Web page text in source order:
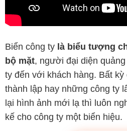
Biển công ty là biểu tượng
bộ mặt, người đại diện
ty đến với khách hàng. Bất
thành lập hay những công ty
lại hình ảnh mới lạ thì luôn
kế cho công ty một biển hiệu.